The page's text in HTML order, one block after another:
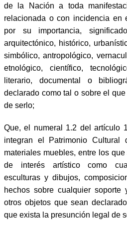
de la Nación a toda
relacionada o con incidencia en
por su importancia,
arquitectónico, histórico,
simbólico, antropológico,
etnológico, científico,
literario, documental o
declarado como tal o sobre el
de serlo;
Que, el numeral 1.2 del artículo
integran el Patrimonio
materiales muebles, entre los
de interés artístico como
esculturas y dibujos,
hechos sobre cualquier
otros objetos que sean
que exista la presunción legal de